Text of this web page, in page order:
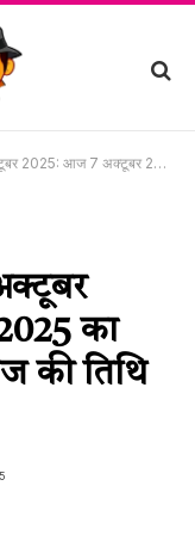
का शुभ मुहूर्त, राहु काल, आज की तिथि और ग्रह
का
की तिथि